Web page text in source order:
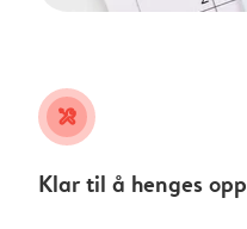
tools
Klar til å henges opp